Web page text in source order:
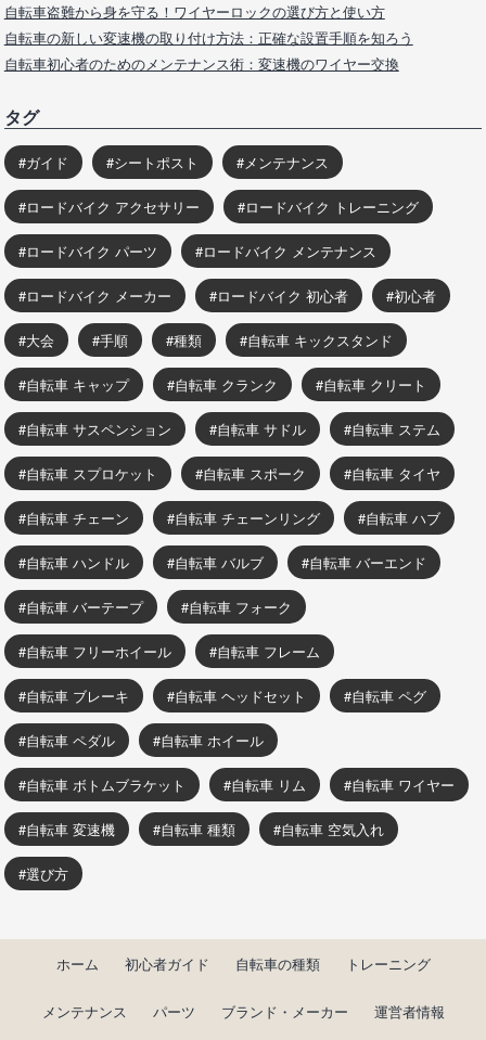
自転車盗難から身を守る！ワイヤーロックの選び方と使い方
自転車の新しい変速機の取り付け方法：正確な設置手順を知ろう
自転車初心者のためのメンテナンス術：変速機のワイヤー交換
タグ
ガイド シートポスト メンテナンス
ロードバイク アクセサリー ロードバイク トレーニング
ロードバイク パーツ ロードバイク メンテナンス
ロードバイク メーカー ロードバイク 初心者 初心者
大会 手順 種類 自転車 キックスタンド
自転車 キャップ 自転車 クランク 自転車 クリート
自転車 サスペンション 自転車 サドル 自転車 ステム
自転車 スプロケット 自転車 スポーク 自転車 タイヤ
自転車 チェーン 自転車 チェーンリング 自転車 ハブ
自転車 ハンドル 自転車 バルブ 自転車 バーエンド
自転車 バーテープ 自転車 フォーク
自転車 フリーホイール 自転車 フレーム
自転車 ブレーキ 自転車 ヘッドセット 自転車 ペグ
自転車 ペダル 自転車 ホイール
自転車 ボトムブラケット 自転車 リム 自転車 ワイヤー
自転車 変速機 自転車 種類 自転車 空気入れ
選び方
ホーム 初心者ガイド 自転車の種類 トレーニング
メンテナンス パーツ ブランド・メーカー 運営者情報